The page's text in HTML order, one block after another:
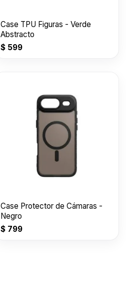
Case TPU Figuras - Verde
Abstracto
$ 599
Case Protector de Cámaras -
Negro
$ 799